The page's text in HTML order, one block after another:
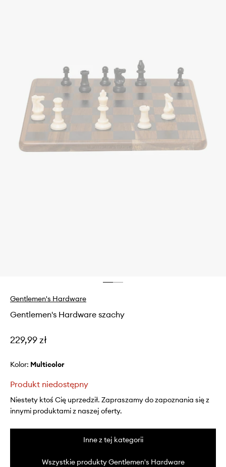
Gentlemen's Hardware
Gentlemen's Hardware szachy
229,99 zł
Kolor: multicolor
Produkt niedostępny
Niestety ktoś Cię uprzedził. Zapraszamy do zapoznania się z
innymi produktami z naszej oferty.
Inne z tej kategorii
Wszystkie produkty Gentlemen's Hardware